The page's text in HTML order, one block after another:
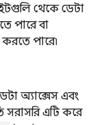
থেকে ডেটা
পারে বা
পারে৷
অ্যাক্সেস এবং
সরাসরি এটি করে